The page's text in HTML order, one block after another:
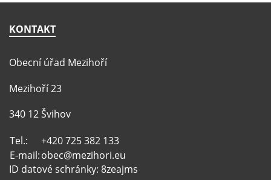
KONTAKT
Obecní úřad Mezihoří
Mezihoří 23
340 12 Švihov
Tel.:
+420 725 382 133
E-mail:obec@mezihori.eu
ID datové schránky: 8zeajms